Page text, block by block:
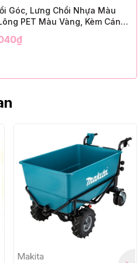
Góc, Lưng Chổi Nhựa Màu
PET Màu Vàng, Kèm Cán
Thùng (9" Angle Broom, Black
Makita